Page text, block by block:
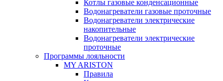
Котлы газовые конденсационные
Водонагреватели газовые проточные
Водонагреватели электрические
накопительные
Водонагреватели электрические
проточные
Программы лояльности
MY ARISTON
Правила